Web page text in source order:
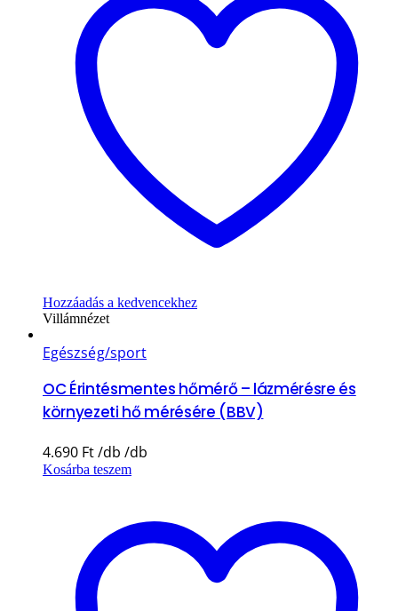
Hozzáadás a kedvencekhez
Villámnézet
Egészség/sport
OC Érintésmentes hőmérő – lázmérésre és
környezeti hő mérésére (BBV)
4.690 Ft
Kosárba teszem